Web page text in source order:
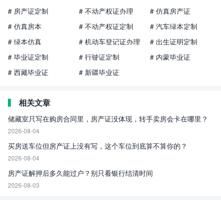
# 房产证定制 # 不动产权证办理
# 仿真房产证
# 仿真房本
# 不动产权证定制
# 汽车绿本定制
# 绿本仿真
# 机动车登记证办理
# 出生证明定制
# 毕业证定制
# 行驶证定制
# 内蒙毕业证
# 西藏毕业证
# 新疆毕业证
相关文章
储藏室只写在购房合同里，房产证没体现，转手卖房会卡在哪里？
2026-08-04
买房送车位但房产证上没有写，这个车位到底算不算你的？
2026-08-04
房产证解押后多久能过户？别只看银行结清时间
2026-08-03